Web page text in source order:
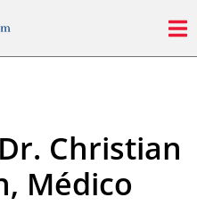
Christian
Médico